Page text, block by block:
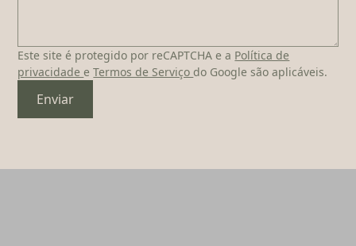
Este site é protegido por reCAPTCHA e a Política de
privacidade eTermos de Serviço do Google são aplicáveis.
Enviar